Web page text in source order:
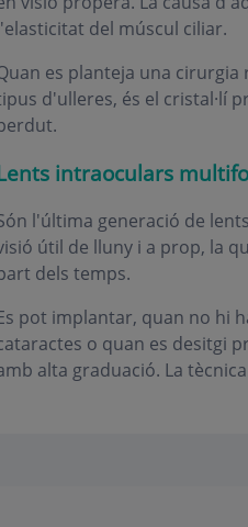
del múscul ciliar.
es planteja una
d'ulleres, és el cristal·lí
intraoculars
l'última generació de
útil de lluny i a prop, la
dels temps.
pot implantar, quan no hi
o quan es desitgi
alta graduació. La